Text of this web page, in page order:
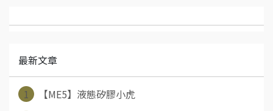
最新文章
1
【ME5】液態矽膠小虎